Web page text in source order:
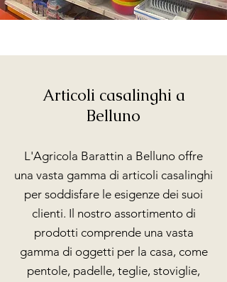
Articoli casalinghi a
Belluno
L'Agricola Barattin a Belluno offre
una vasta gamma di articoli casalinghi
per soddisfare le esigenze dei suoi
clienti. Il nostro assortimento di
prodotti comprende una vasta
gamma di oggetti per la casa, come
pentole, padelle, teglie, stoviglie,